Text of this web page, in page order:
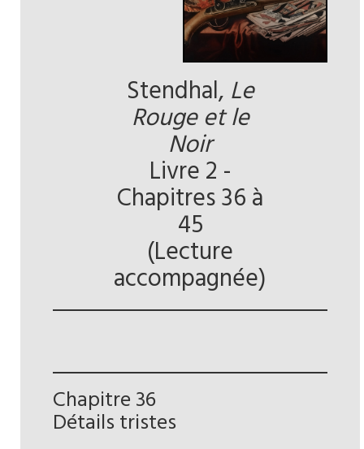
Stendhal, Le
Rouge et le
Noir
Livre 2 -
Chapitres 36 à
45
(Lecture
accompagnée)
Chapitre 36
Détails tristes